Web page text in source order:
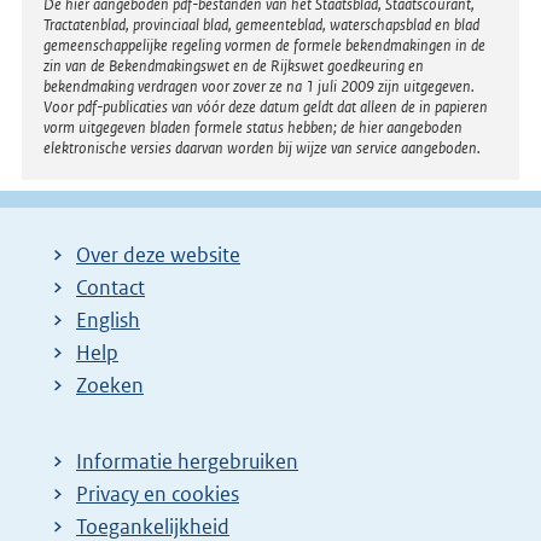
Disclaimer
Tractatenblad, provinciaal blad, gemeenteblad, waterschapsblad en blad
gemeenschappelijke regeling vormen de formele bekendmakingen in de
zin van de Bekendmakingswet en de Rijkswet goedkeuring en
bekendmaking verdragen voor zover ze na 1 juli 2009 zijn uitgegeven.
Voor pdf-publicaties van vóór deze datum geldt dat alleen de in papieren
vorm uitgegeven bladen formele status hebben; de hier aangeboden
elektronische versies daarvan worden bij wijze van service aangeboden.
Over deze website
Contact
English
Help
Zoeken
Informatie hergebruiken
Privacy en cookies
Toegankelijkheid